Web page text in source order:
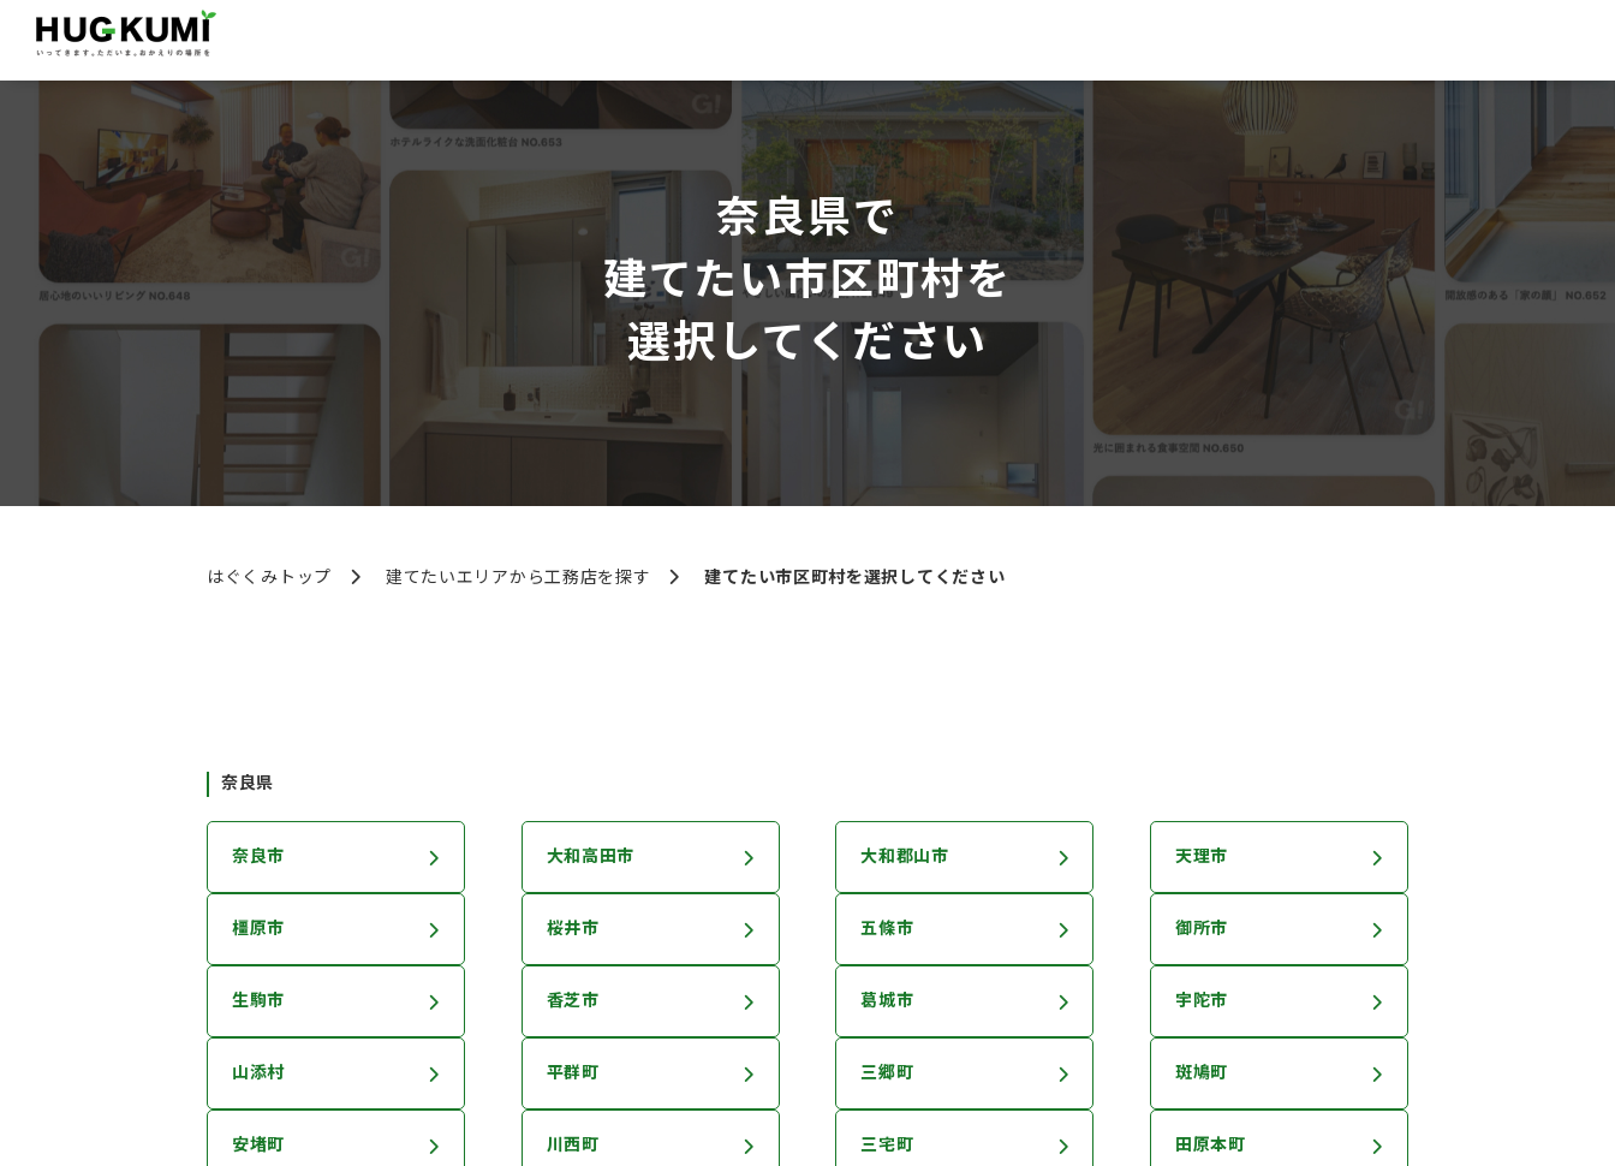
奈良県で
建てたい市区町村を
選択してください
はぐくみトップ 建てたいエリアから工務店を探す 建てたい市区町村を選択してください
奈良県
奈良市 大和高田市 大和郡山市 天理市
橿原市 桜井市 五條市 御所市
生駒市 香芝市 葛城市 宇陀市
山添村 平群町 三郷町 斑鳩町
安堵町 川西町 三宅町 田原本町